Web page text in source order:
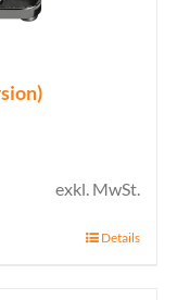
exkl. MwSt.
Details